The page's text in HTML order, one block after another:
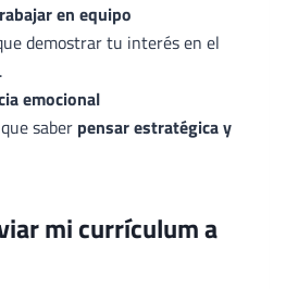
en equipo
demostrar tu interés en el
.
emocional
saber pensar estratégica y
mi currículum a